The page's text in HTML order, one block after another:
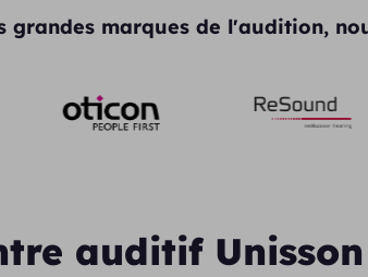
grandes marques de l'audition,
auditif Unisson